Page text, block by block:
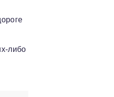
либо